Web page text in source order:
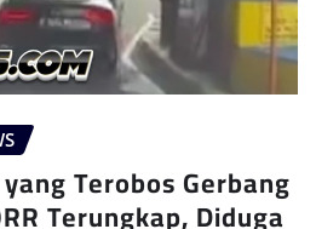
Terobos Gerbang
Terungkap, Diduga